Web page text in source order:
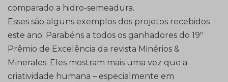
comparado a hidro-semeadura.
Esses são alguns exemplos dos projetos recebidos
este ano. Parabéns a todos os ganhadores do 19º
Prêmio de Excelência da revista Minérios &
Minerales. Eles mostram mais uma vez que a
criatividade humana – especialmente em